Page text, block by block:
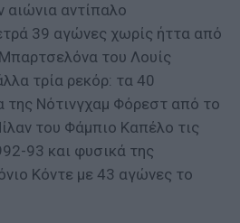
αιώνια αντίπαλο
39 αγώνες χωρίς ήττα από
του Λουίς
τρία ρεκόρ: τα 40
της Νότινγχαμ Φόρεστ από το
του Φάμπιο Καπέλο τις
93 και φυσικά της
Κόντε με 43 αγώνες το